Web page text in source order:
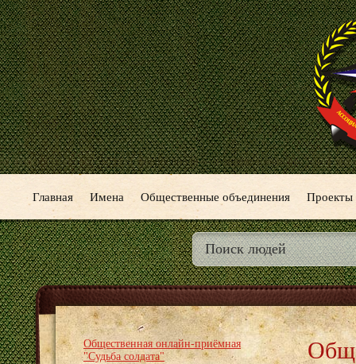
Главная Имена Общественные объединения Проекты
Общественная онлайн-приёмная
"Судьба солдата"